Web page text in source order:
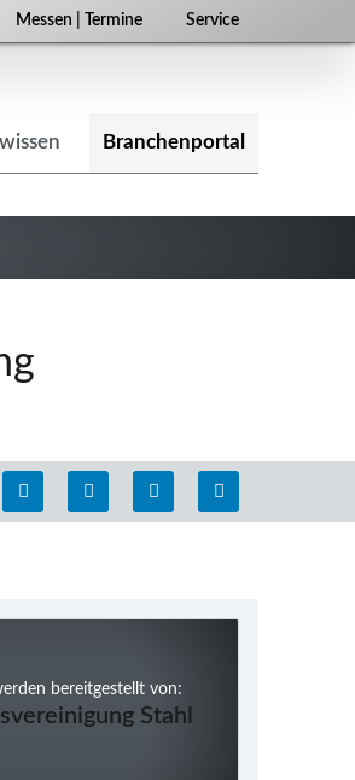
Messen | Termine Service
Branchenportal
bereitgestellt von:
Stahl